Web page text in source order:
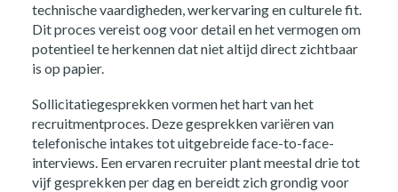
technische vaardigheden, werkervaring en culturele fit.
Dit proces vereist oog voor detail en het vermogen om
potentieel te herkennen dat niet altijd direct zichtbaar
is op papier.
Sollicitatiegesprekken vormen het hart van het
recruitmentproces. Deze gesprekken variëren van
telefonische intakes tot uitgebreide face-to-face-
interviews. Een ervaren recruiter plant meestal drie tot
vijf gesprekken per dag en bereidt zich grondig voor